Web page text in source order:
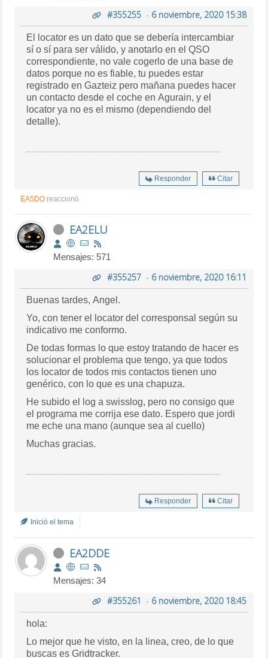
#355255- 6 noviembre, 2020 15:38
El locator es un dato que se debería intercambiar
sí o sí para ser válido, y anotarlo en el QSO
correspondiente, no vale cogerlo de una base de
datos porque no es fiable, tu puedes estar
registrado en Gazteiz pero mañana puedes hacer
un contacto desde el coche en Agurain, y el
locator ya no es el mismo (dependiendo del
detalle).
Responder Citar
EA5DO reaccionó
EA2ELU
Mensajes: 571
#355257- 6 noviembre, 2020 16:11
Buenas tardes, Angel.
Yo, con tener el locator del corresponsal según su
indicativo me conformo.
De todas formas lo que estoy tratando de hacer es
solucionar el problema que tengo, ya que todos
los locator de todos mis contactos tienen uno
genérico, con lo que es una chapuza.
He subido el log a swisslog, pero no consigo que
el programa me corrija ese dato. Espero que jordi
me eche una mano (aunque sea al cuello)
Muchas gracias.
Responder Citar
Inició el tema
EA2DDE
Mensajes: 34
#355261 - 6 noviembre, 2020 18:45
hola:
Lo mejor que he visto, en la linea, creo, de lo que
buscas es Gridtracker.